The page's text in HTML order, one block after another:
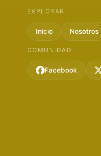
EXPLORAR
Inicio Nosotros
COMUNIDAD
Facebook